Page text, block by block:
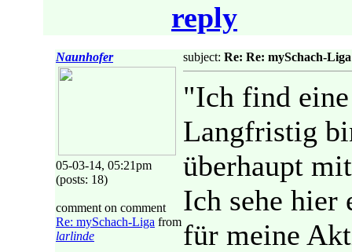
reply
Naunhofer
05-03-14, 05:21pm
(posts: 18)
comment on comment
Re: mySchach-Liga from
larlinde
subject: Re: Re: mySchach-Liga
"Ich find
Langfristig
überhaupt
Ich sehe hier
für meine